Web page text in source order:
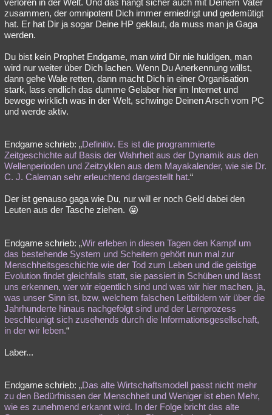
verloren in der Welt. Und das hängt sicher auch mit Deinem Vater
zusammen, der omnipotent Dich immer erniedrigt und gedemütigt
hat. Er hat Dir ja sogar Deine HP geklaut, da muss man ja Gaga
werden.
Du bist kein Prophet Endgame, man wird Dir nie huldigen, man
wird nur weiter über Dich lachen. Wenn Du Anerkennung willst,
dann gehe Wale retten, dann macht Dich in einer Organisation
stark, lass endlich das dumme Gelaber hier im Internet und
bewege wirklich was in der Welt, schwinge Deinen Arsch vom PC
und werde aktiv.
Endgame schrieb: „Definitiv. Es ist die programmierte
Zeitgeschichte auf Basis der Wahrheit aus der Dynamik aus den
Wellenperioden und Zeitzyklen aus dem Mayakalender, wie sie Dr.
C. J. Caleman sehr erleuchtend dargestellt hat.“
Der ist genauso gaga wie Du, nur will er noch Geld dabei den
Leuten aus der Tasche ziehen.
Endgame schrieb: „Wir erleben in diesen Tagen den Kampf um
das bestehende System und Scheitern gehört nun mal zur
Menschheitsgeschichte wie der Tod zum Leben und die geistige
Evolution findet gleichfalls statt, sie passiert in Schüben und lässt
uns erkennen, wer wir eigentlich sind und was wir hier machen, ja,
was unser Sinn ist, bzw. welchem falschen Leitbildern wir über die
Jahrhunderte hinaus nachgefolgt sind und der Lernprozess
beschleunigt sich zusehends durch die Informationsgesellschaft,
in der wir leben.“
Laber...
Endgame schrieb: „Das alte Wirtschaftsmodell passt nicht mehr
zu den Bedürfnissen der Menschheit und Weniger ist eben Mehr,
wie es zunehmend erkannt wird. In der Folge bricht das alte